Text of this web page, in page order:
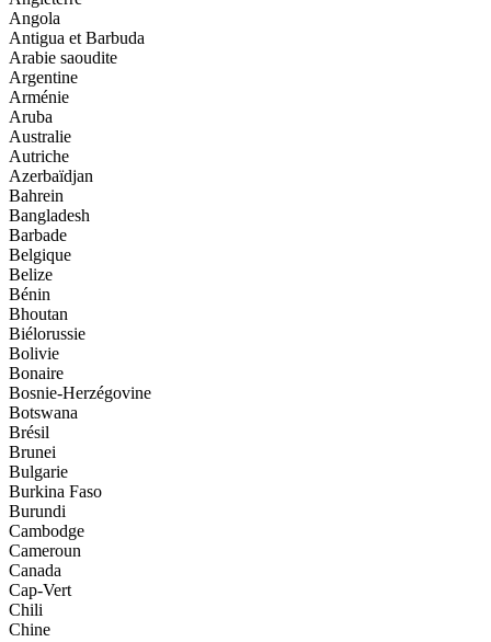
Angola
Antigua et Barbuda
Arabie saoudite
Argentine
Arménie
Aruba
Australie
Autriche
Azerbaïdjan
Bahrein
Bangladesh
Barbade
Belgique
Belize
Bénin
Bhoutan
Biélorussie
Bolivie
Bonaire
Bosnie-Herzégovine
Botswana
Brésil
Brunei
Bulgarie
Burkina Faso
Burundi
Cambodge
Cameroun
Canada
Cap-Vert
Chili
Chine